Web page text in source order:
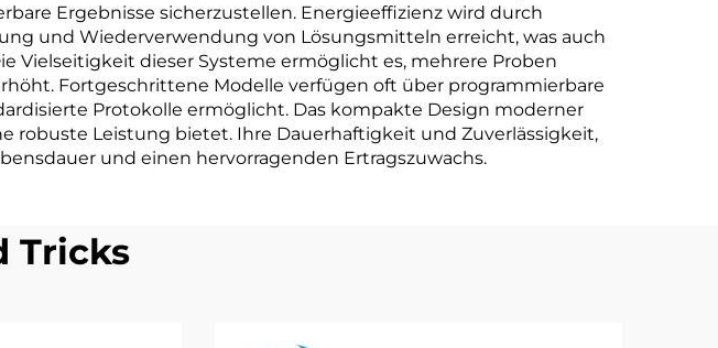
Ergebnisse sicherzustellen. Energieeffizienz wird durch
und Wiederverwendung von Lösungsmitteln erreicht, was auch
dieser Systeme ermöglicht es, mehrere Proben
Fortgeschrittene Modelle verfügen oft über programmierbare
Protokolle ermöglicht. Das kompakte Design moderner
robuste Leistung bietet. Ihre Dauerhaftigkeit und Zuverlässigkeit,
und einen hervorragenden Ertragszuwachs.
Tricks